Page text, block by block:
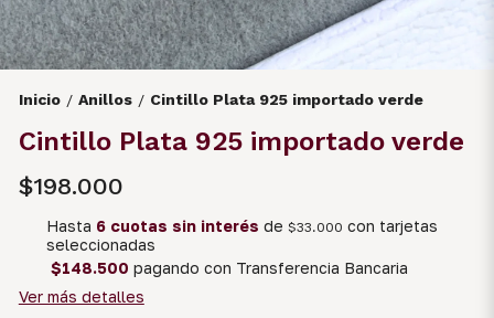
Inicio / Anillos / Cintillo Plata 925 importado verde
Cintillo Plata 925 importado verde
$198.000
Hasta 6 cuotas sin interés de $33.000 con tarjetas
seleccionadas
$148.500 pagando con Transferencia Bancaria
Ver más detalles